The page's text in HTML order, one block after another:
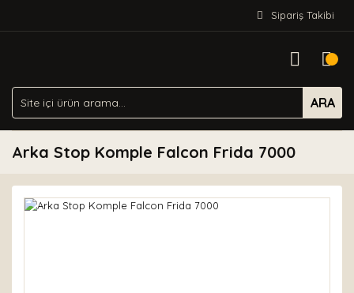
Sipariş Takibi
ARA
Arka Stop Komple Falcon Frida 7000